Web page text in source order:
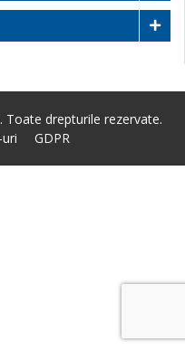
Toate drepturile rezervate.
GDPR